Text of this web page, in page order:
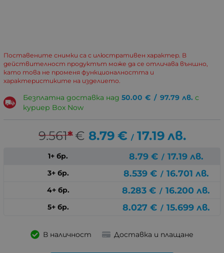
Поставените снимки са с илюстративен характер. В
действителност продуктът може да се отличава външно,
като това не променя функционалността и
характеристиките на изделието.
Безплатна доставка над 50.00 € / 97.79 лв. с
куриер Box Now
9.561*€ 8.79 € / 17.19 лв.
1+ бр. 8.79 € / 17.19 лв.
3+ бр. 8.539 € / 16.701 лв.
4+ бр. 8.283 € / 16.200 лв.
5+ бр. 8.027 € / 15.699 лв.
В наличност Доставка и плащане